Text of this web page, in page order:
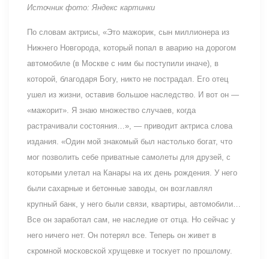
Источник фото: Яндекс картинки
По словам актрисы, «Это мажорик, сын миллионера из
Нижнего Новгорода, который попал в аварию на дорогом
автомобиле (в Москве с ним бы поступили иначе), в
которой, благодаря Богу, никто не пострадал. Его отец
ушел из жизни, оставив большое наследство. И вот он —
«мажорит». Я знаю множество случаев, когда
растрачивали состояния…», — приводит актриса слова
издания. «Один мой знакомый был настолько богат, что
мог позволить себе приватные самолеты для друзей, с
которыми улетал на Канары на их день рождения. У него
были сахарные и бетонные заводы, он возглавлял
крупный банк, у него были связи, квартиры, автомобили…
Все он заработал сам, не наследие от отца. Но сейчас у
него ничего нет. Он потерял все. Теперь он живет в
скромной московской хрущевке и тоскует по прошлому.